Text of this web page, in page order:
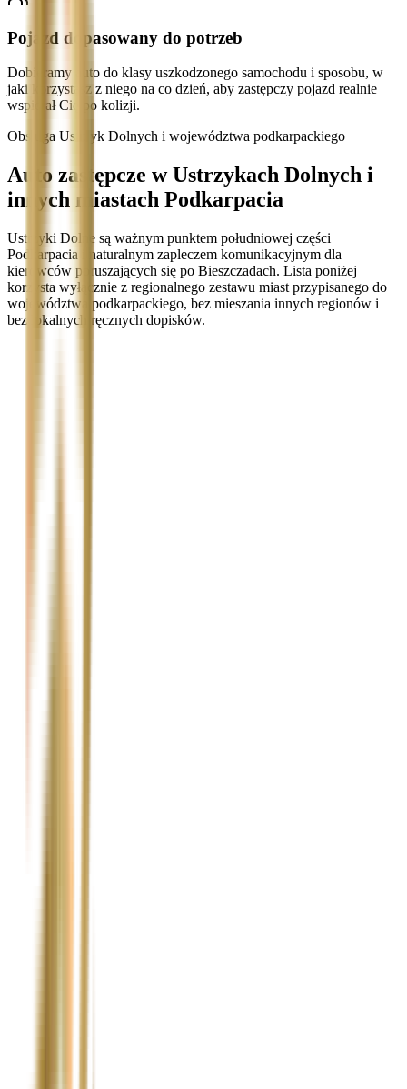
Pojazd dopasowany do potrzeb
Dobieramy auto do klasy uszkodzonego samochodu i sposobu, w
jaki korzystasz z niego na co dzień, aby zastępczy pojazd realnie
wspierał Cię po kolizji.
Obsługa Ustrzyk Dolnych i województwa podkarpackiego
Auto zastępcze w Ustrzykach Dolnych i
innych miastach Podkarpacia
Ustrzyki Dolne są ważnym punktem południowej części
Podkarpacia i naturalnym zapleczem komunikacyjnym dla
kierowców poruszających się po Bieszczadach. Lista poniżej
korzysta wyłącznie z regionalnego zestawu miast przypisanego do
województwa podkarpackiego, bez mieszania innych regionów i
bez lokalnych ręcznych dopisków.